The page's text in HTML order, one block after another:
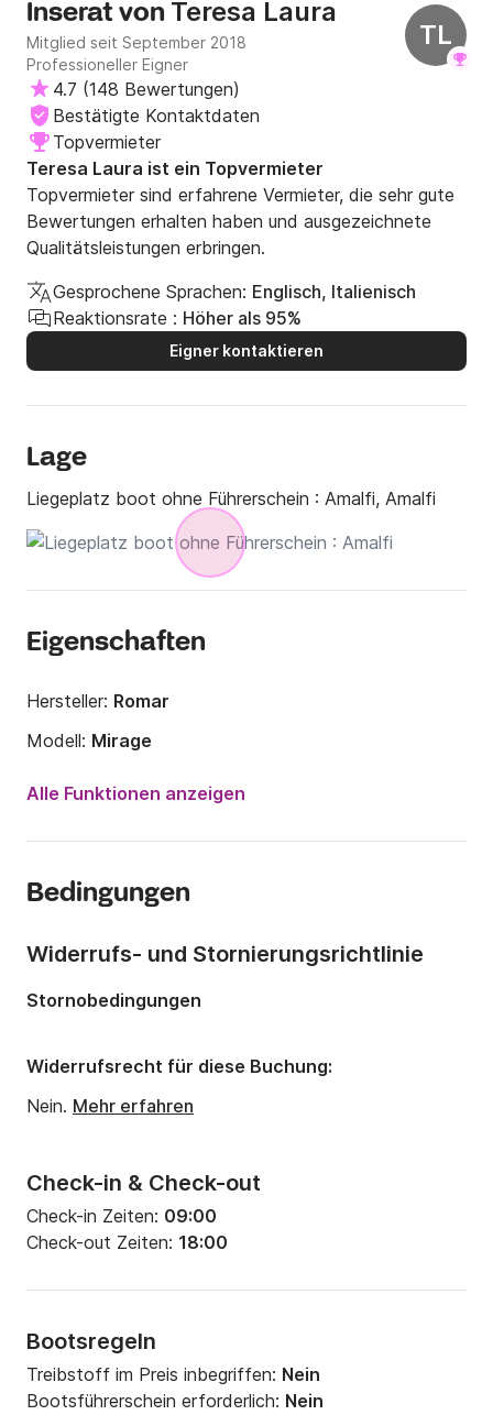
TL
Inserat von Teresa Laura
Mitglied seit September 2018
Professioneller Eigner
4.7 (148 Bewertungen)
Bestätigte Kontaktdaten
Topvermieter
Teresa Laura ist ein Topvermieter
Topvermieter sind erfahrene Vermieter, die sehr gute
Bewertungen erhalten haben und ausgezeichnete
Qualitätsleistungen erbringen.
Gesprochene Sprachen: Englisch, Italienisch
Reaktionsrate : Höher als 95%
Eigner kontaktieren
Lage
Liegeplatz boot ohne Führerschein : Amalfi, Amalfi
Eigenschaften
Hersteller: Romar
Modell: Mirage
Motorleistung:
Anzahl Plätze an Bord:
Alle Funktionen anzeigen
Bedingungen
Check-in & Check-out
Check-in Zeiten: 09:00
Check-out Zeiten: 18:00
Bootsregeln
Treibstoff im Preis inbegriffen: Nein
Bootsführerschein erforderlich: Nein
Widerrufs- und Stornierungsrichtlinie
Stornobedingungen
Widerrufsrecht für diese Buchung:
Nein. Mehr erfahren